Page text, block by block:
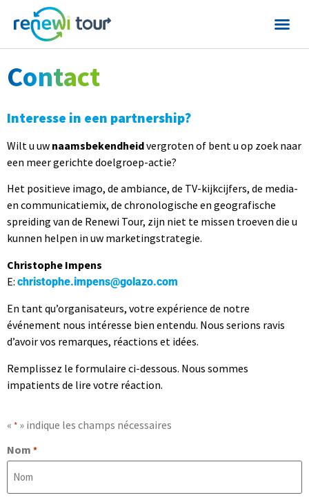
Contact
Interesse in een partnership?
Wilt u uw naamsbekendheidvergroten of bent u op zoek naar
een meer gerichte doelgroep-actie?
Het positieve imago, de ambiance, de TV-kijkcijfers, de media-
en communicatiemix, de chronologische en geografische
spreiding van de Renewi Tour, zijn niet te missen troeven die u
kunnen helpen in uw marketingstrategie.
Christophe Impens
E: christophe.impens@golazo.com
En tant qu’organisateurs, votre expérience de notre
événement nous intéresse bien entendu. Nous serions ravis
d’avoir vos remarques, réactions et idées.
Remplissez le formulaire ci-dessous. Nous sommes
impatients de lire votre réaction.
« * » indique les champs nécessaires
Nom *